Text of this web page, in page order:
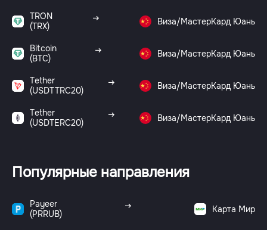
TRON
(TRX)
Виза/МастерКард Юань
Bitcoin
(BTC)
Виза/МастерКард Юань
Tether
(USDTTRC20)
Виза/МастерКард Юань
Tether
(USDTERC20)
Виза/МастерКард Юань
Популярные направления
Payeer
(PRRUB)
Карта Мир